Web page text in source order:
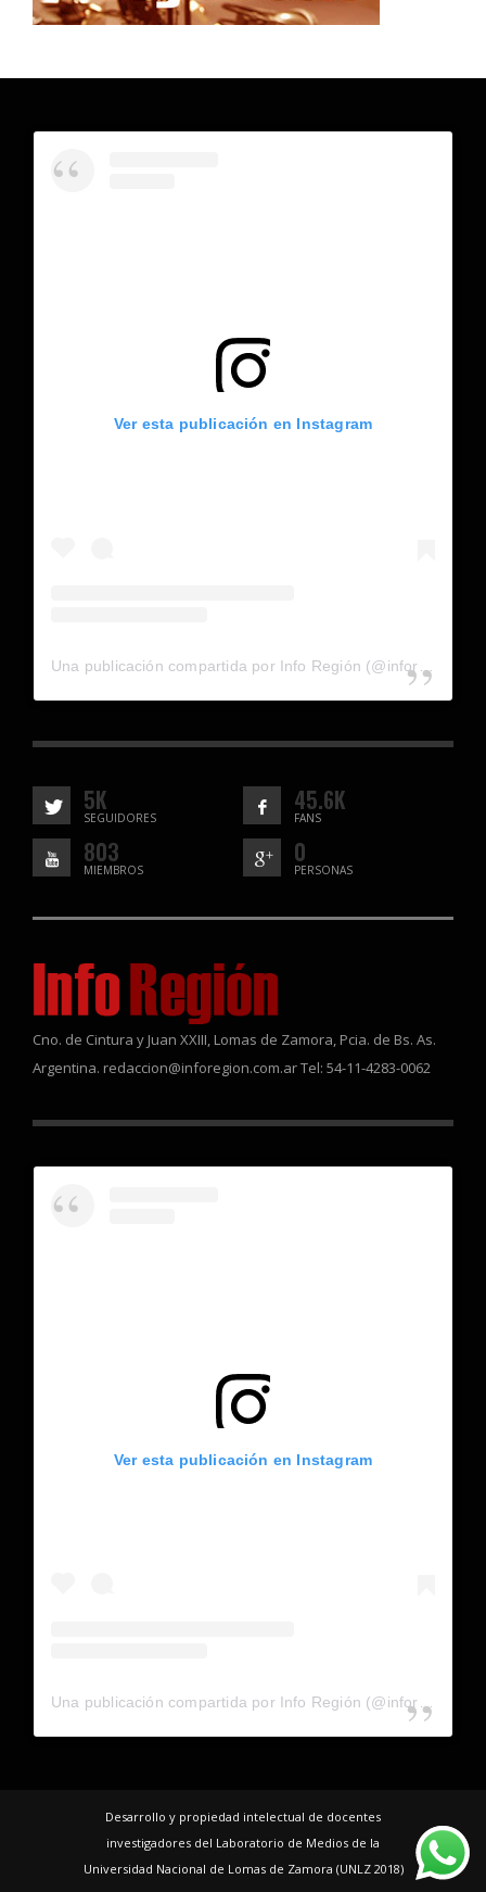
Ver esta publicación en Instagram
Una publicación compartida por Info Región (@inforegion_redes)
5K
SEGUIDORES
45.6K
FANS
803
MIEMBROS
0
PERSONAS
Cno. de Cintura y Juan XXIII, Lomas de Zamora, Pcia. de Bs. As.
Argentina. redaccion@inforegion.com.ar Tel: 54-11-4283-0062
Ver esta publicación en Instagram
Desarrollo y propiedad intelectual de docentes
investigadores del Laboratorio de Medios de la
Universidad Nacional de Lomas de Zamora (UNLZ 2018)